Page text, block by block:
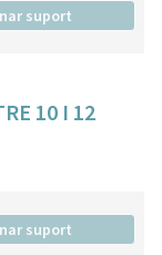
suport
10 I 12
suport